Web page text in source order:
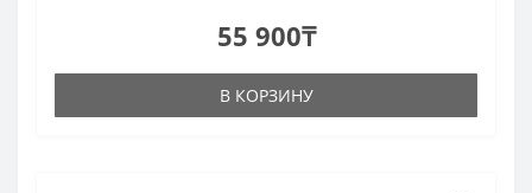
55 900₸
В КОРЗИНУ